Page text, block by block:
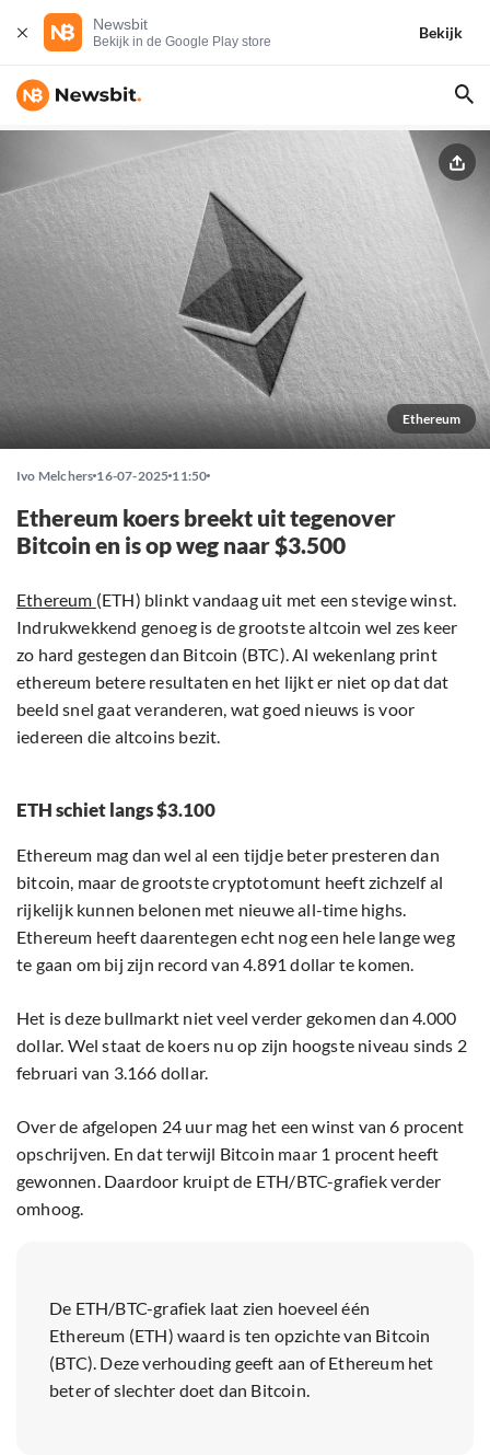
Newsbit
Bekijk in de Google Play store
Bekijk
Ethereum
Ivo Melchers 16-07-2025 11:50
Ethereum koers breekt uit tegenover
Bitcoin en is op weg naar $3.500
Ethereum (ETH) blinkt vandaag uit met een stevige winst.
Indrukwekkend genoeg is de grootste altcoin wel zes keer
zo hard gestegen dan Bitcoin (BTC). Al wekenlang print
ethereum betere resultaten en het lijkt er niet op dat dat
beeld snel gaat veranderen, wat goed nieuws is voor
iedereen die altcoins bezit.
ETH schiet langs $3.100
Ethereum mag dan wel al een tijdje beter presteren dan
bitcoin, maar de grootste cryptotomunt heeft zichzelf al
rijkelijk kunnen belonen met nieuwe all-time highs.
Ethereum heeft daarentegen echt nog een hele lange weg
te gaan om bij zijn record van 4.891 dollar te komen.
Het is deze bullmarkt niet veel verder gekomen dan 4.000
dollar. Wel staat de koers nu op zijn hoogste niveau sinds 2
februari van 3.166 dollar.
Over de afgelopen 24 uur mag het een winst van 6 procent
opschrijven. En dat terwijl Bitcoin maar 1 procent heeft
gewonnen. Daardoor kruipt de ETH/BTC-grafiek verder
omhoog.
De ETH/BTC-grafiek laat zien hoeveel één
Ethereum (ETH) waard is ten opzichte van Bitcoin
(BTC). Deze verhouding geeft aan of Ethereum het
beter of slechter doet dan Bitcoin.